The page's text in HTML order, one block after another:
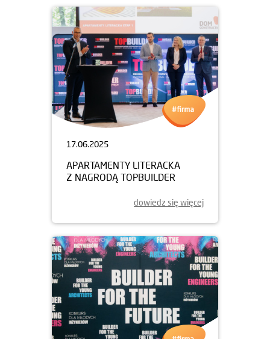
17.06.2025
APARTAMENTY LITERACKA
Z NAGRODĄ TOPBUILDER
dowiedz się więcej